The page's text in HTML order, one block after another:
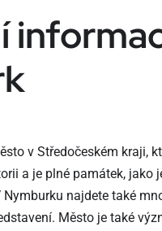
v Středočeském kraji,
a je plné památek, jako
Nymburku najdete také
Město je také